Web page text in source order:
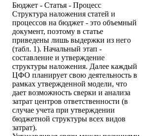
Бюджет - Статья - Процесс
Структура наложения статей и
процессов на бюджет - это объемный
документ, поэтому в статье
приведены лишь выдержки из него
(табл. 1). Начальный этап -
составление и утверждение
структуры наложения. Далее каждый
ЦФО планирует свою деятельность в
рамках утвержденной модели, что
дает возможность сверки и анализа
затрат центров ответственности (в
случае учета при утверждении
бюджетной структуры всех видов
затрат).